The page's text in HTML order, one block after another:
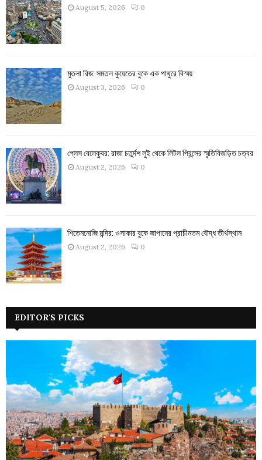
August 5, 2026 0
মুতলা রিজ: সমতল কুয়েতের বুকে এক পাথুরে বিস্ময়
August 3, 2026 0
প্লেস বেলেক্যুর: রাজা চতুর্দশ লুই থেকে লিটল প্রিন্সের স্মৃতিবিজড়িত চত্বর
August 2, 2026 0
শিতেননোজি মন্দির: ওসাকার বুকে জাপানের প্রাচীনতম বৌদ্ধ তীর্থস্থান
August 2, 2026 0
EDITOR'S PICKS